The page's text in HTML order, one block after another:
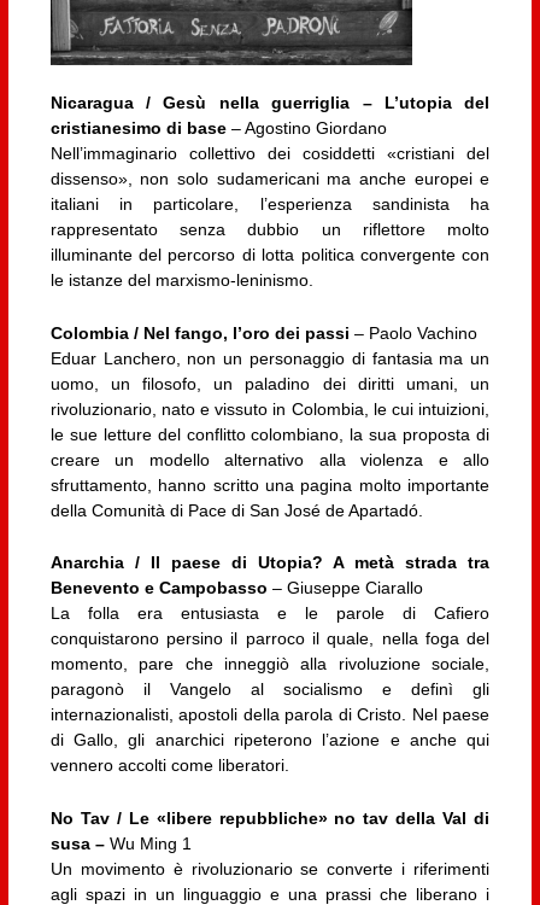
Nicaragua / Gesù nella guerriglia – L’utopia del
cristianesimo di base– Agostino Giordano
Nell’immaginario collettivo dei cosiddetti «cristiani del
dissenso», non solo sudamericani ma anche europei e
italiani in particolare, l’esperienza sandinista ha
rappresentato senza dubbio un riflettore molto
illuminante del percorso di lotta politica convergente con
le istanze del marxismo-leninismo.
Colombia / Nel fango, l’oro dei passi – Paolo Vachino
Eduar Lanchero, non un personaggio di fantasia ma un
uomo, un filosofo, un paladino dei diritti umani, un
rivoluzionario, nato e vissuto in Colombia, le cui intuizioni,
le sue letture del conflitto colombiano, la sua proposta di
creare un modello alternativo alla violenza e allo
sfruttamento, hanno scritto una pagina molto importante
della Comunità di Pace di San José de Apartadó.
Anarchia / Il paese di Utopia? A metà strada tra
Benevento e Campobasso – Giuseppe Ciarallo
La folla era entusiasta e le parole di Cafiero
conquistarono persino il parroco il quale, nella foga del
momento, pare che inneggiò alla rivoluzione sociale,
paragonò il Vangelo al socialismo e definì gli
internazionalisti, apostoli della parola di Cristo. Nel paese
di Gallo, gli anarchici ripeterono l’azione e anche qui
vennero accolti come liberatori.
No Tav / Le «libere repubbliche» no tav della Val di
susa – Wu Ming 1
Un movimento è rivoluzionario se converte i riferimenti
agli spazi in un linguaggio e una prassi che liberano i